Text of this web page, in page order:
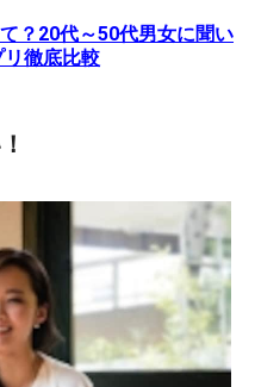
？20代～50代男女に聞い
徹底比較